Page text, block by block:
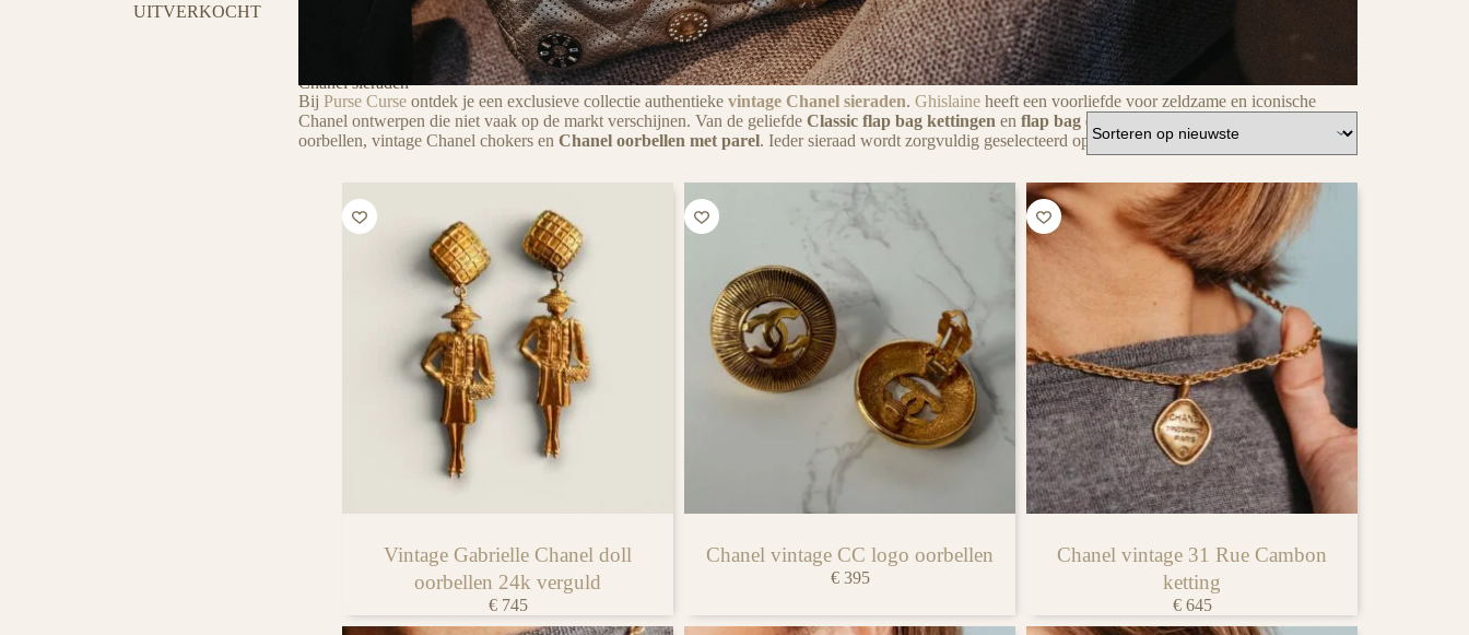
UITVERKOCHT
PURSE
CURSE
Tovert een lach op het gezicht van
iedere tassen liefhebber
Chanel sieraden
Bij Purse Curse ontdek je een exclusieve collectie authentieke vintage Chanel sieraden. Ghislaine heeft een voorliefde voor zeldzame en iconische
Chanel ontwerpen die niet vaak op de markt verschijnen. Van de geliefde Classic flap bag kettingen en flap bag oorbellen
oorbellen, vintage Chanel chokers en Chanel oorbellen met parel. Ieder sieraad wordt zorgvuldig geselecteerd op kwaliteit, conditie enauthenticiteit .
Vintage Gabrielle Chanel doll
oorbellen 24k verguld
€745
Chanel vintage CC logo oorbellen
€395
Chanel vintage 31 Rue Cambon
ketting
€645